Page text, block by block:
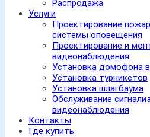
Распродажа
Услуги
Проектирование
системы оповещения
Проектирование и
видеонаблюдения
Установка домофона
Установка турникетов
Установка шлагбаума
Обслуживание
видеонаблюдения
Контакты
Где купить